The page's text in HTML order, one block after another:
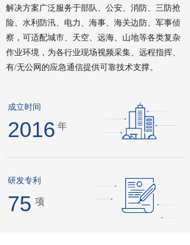
2016
75
解决方案广泛服务于部队、公安、消防、三防抢
险、水利防汛、电力、海事、海关边防、军事侦
察，可适配城市、天空、远海、山地等各类复杂
作业环境，为各行业现场视频采集、远程指挥、
有/无公网的应急通信提供可靠技术支撑。
成立时间
年
研发专利
项